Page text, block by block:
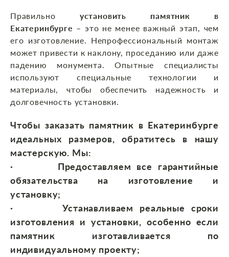
Правильно установить памятник в
Екатеринбурге – это не менее важный этап, чем
его изготовление. Непрофессиональный монтаж
может привести к наклону, проседанию или даже
падению монумента. Опытные специалисты
используют специальные технологии и
материалы, чтобы обеспечить надежность и
долговечность установки.
Чтобы заказать памятник в Екатеринбурге
идеальных размеров, обратитесь в нашу
мастерскую. Мы:
· Предоставляем все гарантийные
обязательства на изготовление и
установку;
·Устанавливаем реальные сроки
изготовления и установки, особенно если
памятник изготавливается по
индивидуальному проекту;